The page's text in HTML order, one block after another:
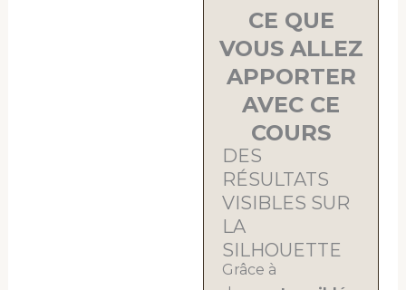
CE QUE
VOUS ALLEZ
APPORTER
AVEC CE
COURS
DES
RÉSULTATS
VISIBLES SUR
LA
SILHOUETTE
Grâce à